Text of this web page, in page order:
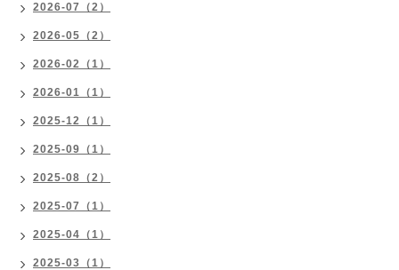
2026-07（2）
2026-05（2）
2026-02（1）
2026-01（1）
2025-12（1）
2025-09（1）
2025-08（2）
2025-07（1）
2025-04（1）
2025-03（1）